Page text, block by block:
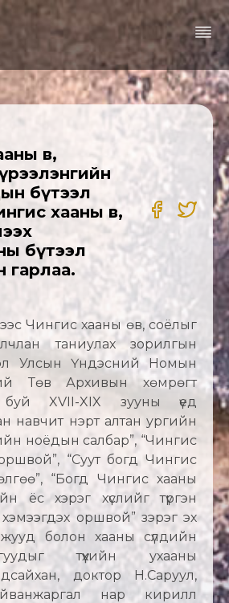
өв,
бүтээл
хааны өв,
бүтээл
гарлаа.
Чингис хааны өв, соёлыг
таниулах зорилгын
Улсын Үндэсний Номын
Төв Архивын хөмрөгт
буй XVII-XIX зууны үед
навчит нэрт алтан ургийн
ноёдын салбар”, “Чингис
“Суут богд Чингис
“Богд Чингис хааны
ёс хэрэг хүслийг түргэн
хэмээгдэх оршвой” зэрэг эх
болон хааны сүлдийн
түүхийн ухааны
доктор Н.Саруул,
нар кирилл